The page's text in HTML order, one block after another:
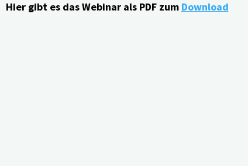
Hier gibt es das Webinar als PDF zum Download